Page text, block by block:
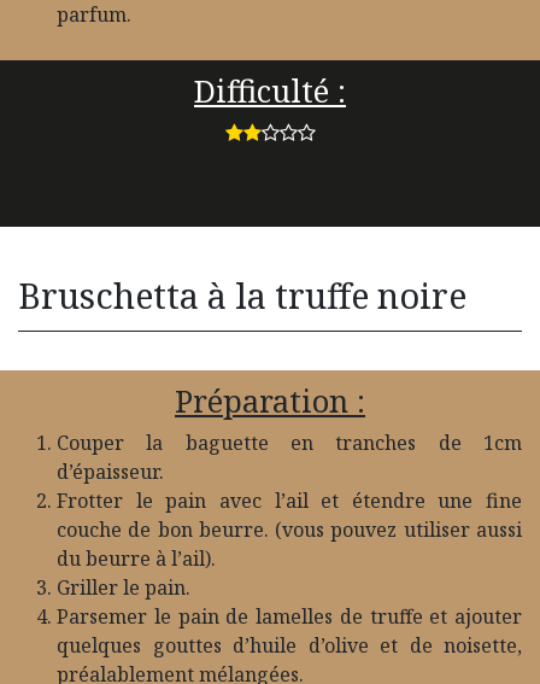
parfum.
Difficulté :
Bruschetta à la truffe noire
Préparation :
Couper la baguette en tranches de 1cm
d’épaisseur.
Frotter le pain avec l’ail et étendre une fine
couche de bon beurre. (vous pouvez utiliser aussi
du beurre à l’ail).
Griller le pain.
Parsemer le pain de lamelles de truffe et ajouter
quelques gouttes d’huile d’olive et de noisette,
préalablement mélangées.